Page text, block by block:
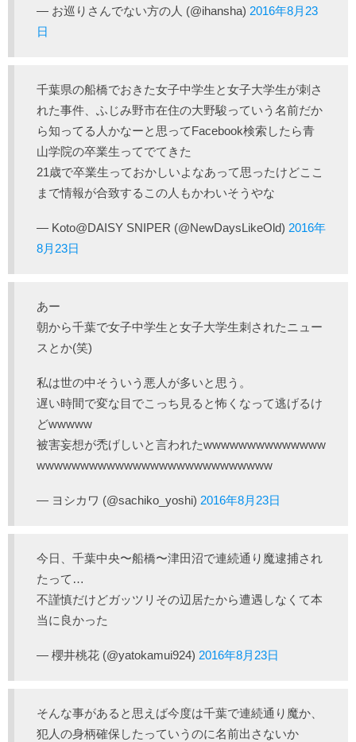
— お巡りさんでない方の人 (@ihansha) 2016年8月23
日
千葉県の船橋でおきた女子中学生と女子大学生が刺さ
れた事件、ふじみ野市在住の大野駿っていう名前だか
ら知ってる人かなーと思ってFacebook検索したら青
山学院の卒業生ってでてきた
21歳で卒業生っておかしいよなあって思ったけどここ
まで情報が合致するこの人もかわいそうやな
— Koto@DAISY SNIPER (@NewDaysLikeOld) 2016年
8月23日
あー
朝から千葉で女子中学生と女子大学生刺されたニュー
スとか(笑)
私は世の中そういう悪人が多いと思う。
遅い時間で変な目でこっち見ると怖くなって逃げるけ
どwwwww
被害妄想が禿げしいと言われたwwwwwwwwwwwwww
wwwwwwwwwwwwwwwwwwwwwwwwwww
— ヨシカワ (@sachiko_yoshi) 2016年8月23日
今日、千葉中央〜船橋〜津田沼で連続通り魔逮捕され
たって…
不謹慎だけどガッツリその辺居たから遭遇しなくて本
当に良かった
— 櫻井桃花 (@yatokamui924) 2016年8月23日
そんな事があると思えば今度は千葉で連続通り魔か、
犯人の身柄確保したっていうのに名前出さないか